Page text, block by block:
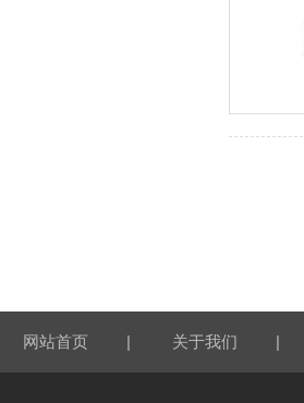
网站首页 | 关于我们 |